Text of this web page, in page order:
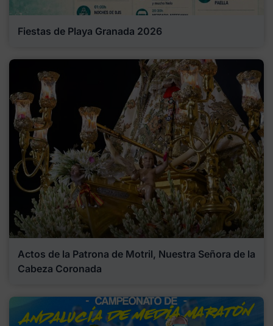
Fiestas de Playa Granada 2026
Actos de la Patrona de Motril, Nuestra Señora de la
Cabeza Coronada